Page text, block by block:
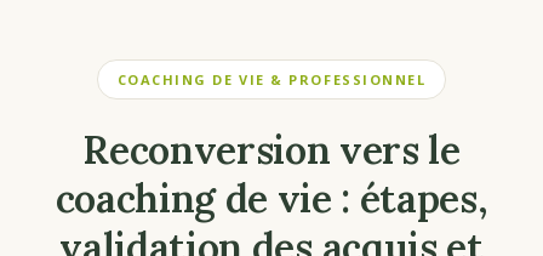
COACHING DE VIE & PROFESSIONNEL
Reconversion vers le
coaching de vie : étapes,